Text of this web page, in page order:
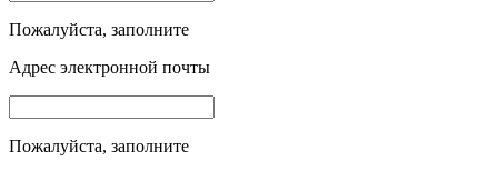
Пожалуйста, заполните
Адрес электронной почты
Пожалуйста, заполните